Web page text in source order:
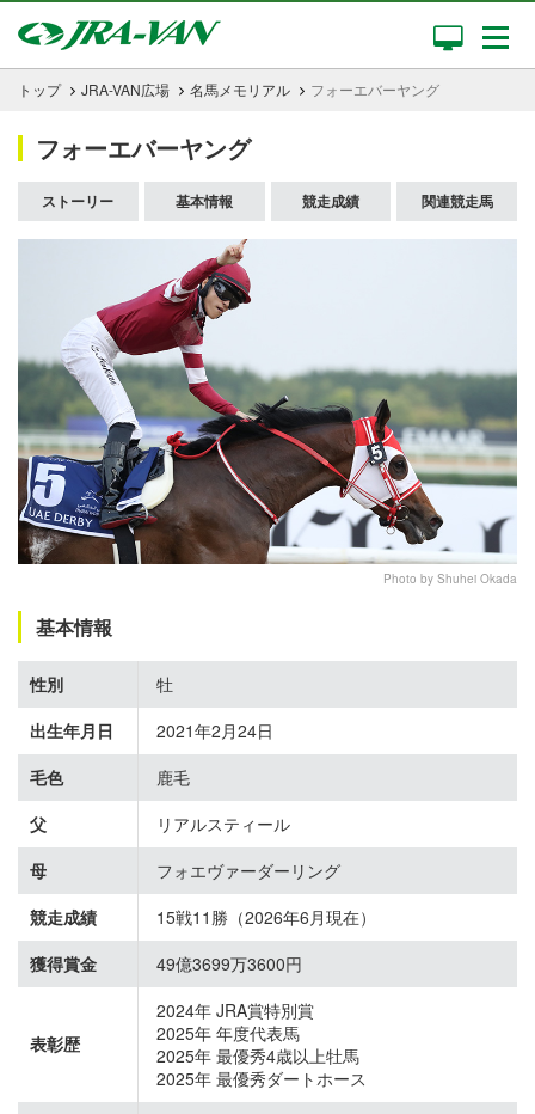
トップ JRA-VAN広場 名馬メモリアル フォーエバーヤング
フォーエバーヤング
ストーリー 基本情報 競走成績 関連競走馬
Photo by Shuhei Okada
基本情報
性別
牡
出生年月日
2021年2月24日
毛色
鹿毛
父
リアルスティール
母
フォエヴァーダーリング
競走成績
15戦11勝（2026年6月現在）
獲得賞金
49億3699万3600円
表彰歴
2024年 JRA賞特別賞
2025年 年度代表馬
2025年 最優秀4歳以上牡馬
2025年 最優秀ダートホース